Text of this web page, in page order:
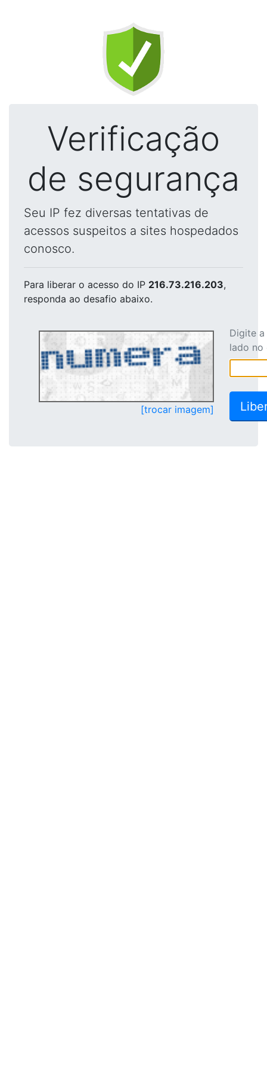
Verificação
de segurança
Seu IP fez diversas tentativas de
acessos suspeitos a sites hospedados
conosco.
Para liberar o acesso do IP 216.73.216.203,
responda ao desafio abaixo.
[trocar imagem]
Digite
lado no